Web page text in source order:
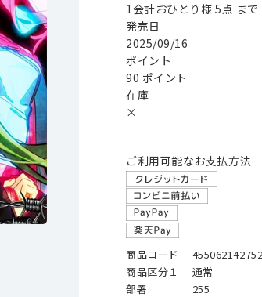
1会計おひとり様 5点 まで
発売日
2025/09/16
ポイント
90 ポイント
在庫
×
ご利用可能なお支払方法
商品コード
商品区分１
通常
部署
255